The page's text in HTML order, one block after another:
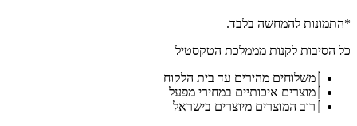
–
מעוצבת
“האש
*התמונות להמחשה בלבד.
כל הסיבות לקנות מממלכת הטקסטיל
משלוחים מהירים עד בית הלקוח
מוצרים איכותיים במחירי מפעל
רוב המוצרים מיוצרים בישראל